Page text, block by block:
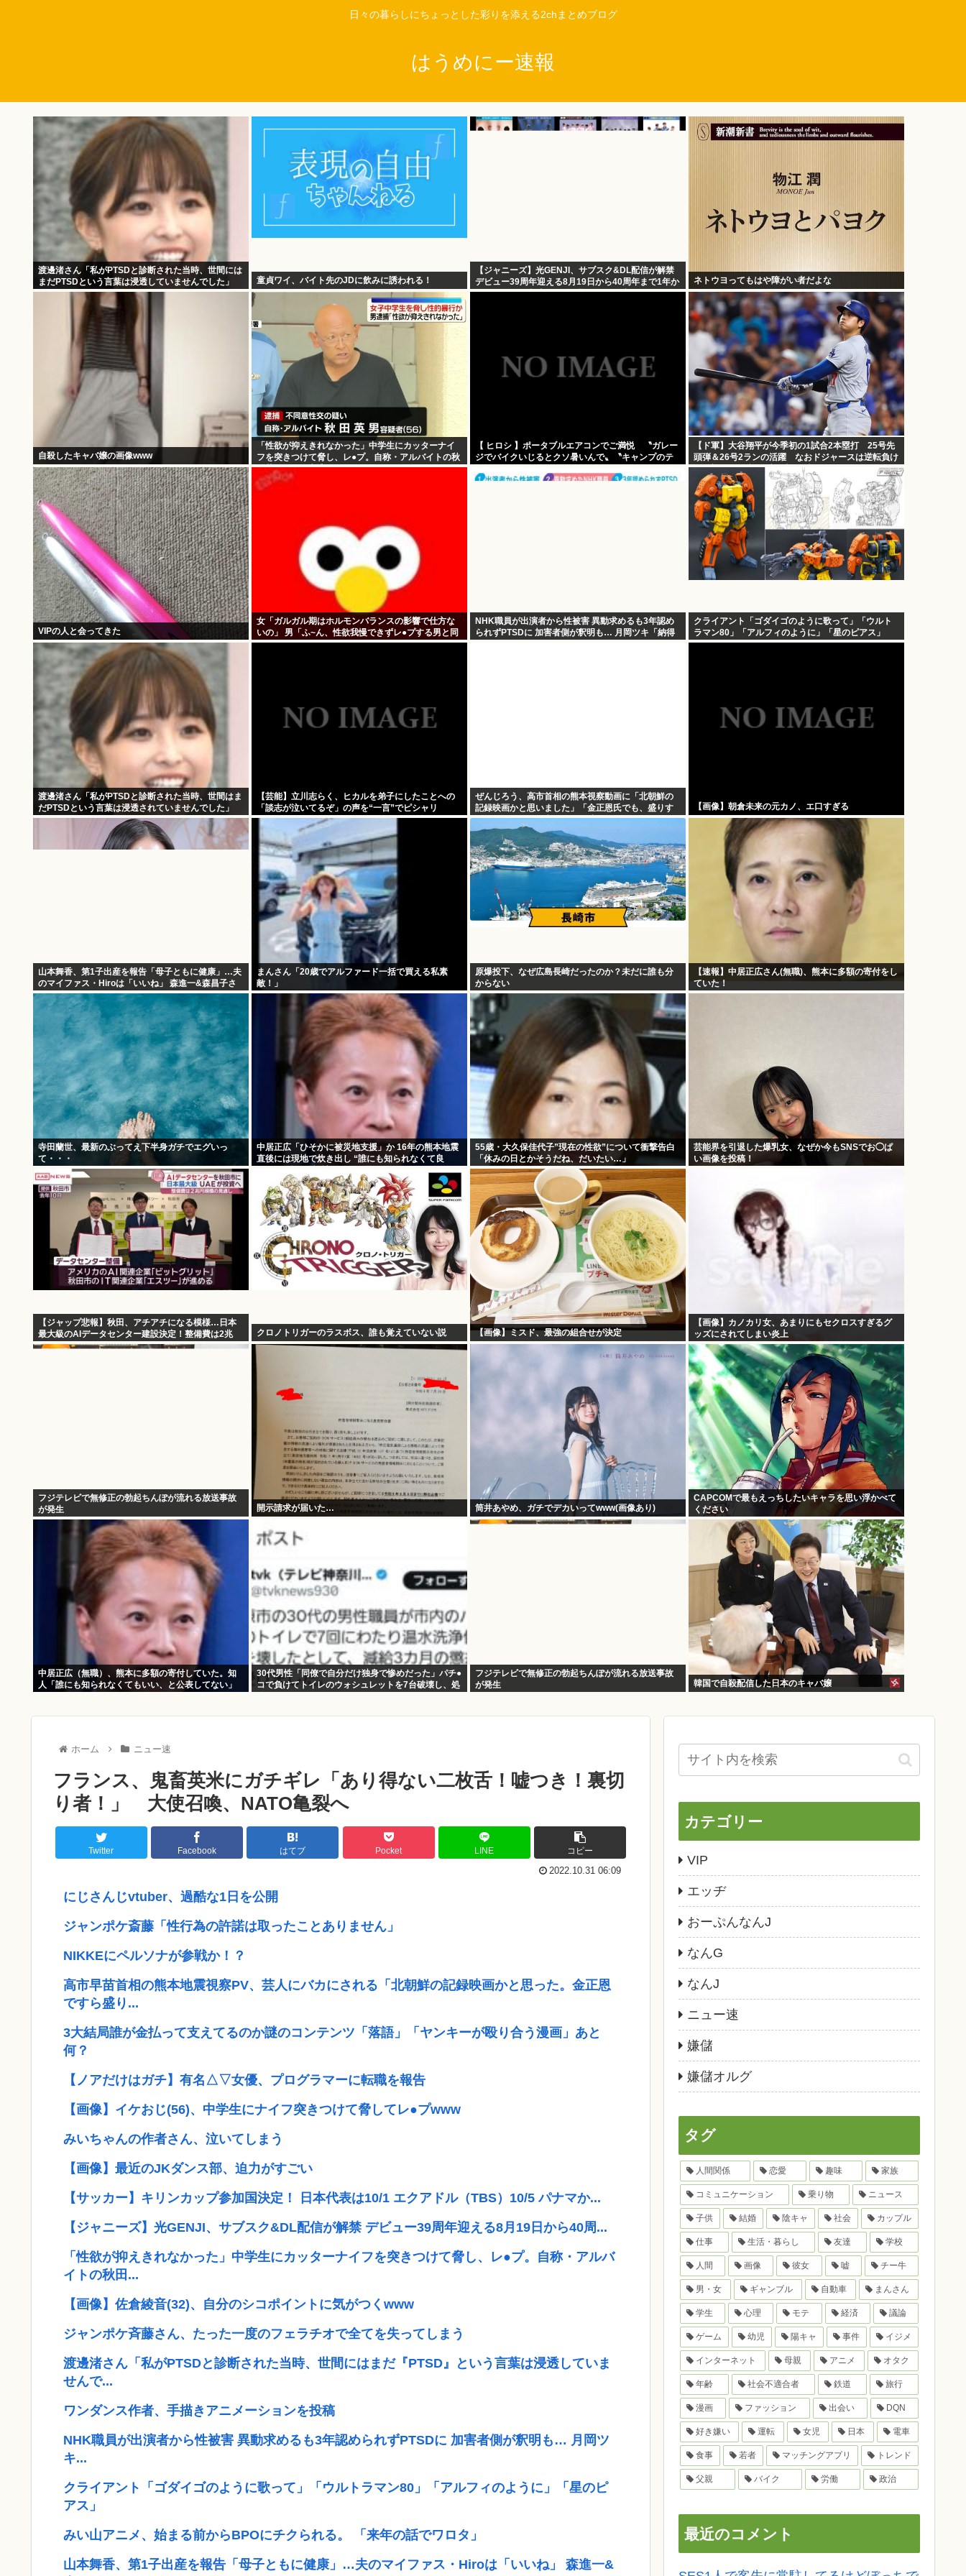
日々の暮らしにちょっとした彩りを添える2chまとめブログ
はうめにー速報
渡邊渚さん「私がPTSDと診断された当時、世間には
まだPTSDという言葉は浸透していませんでした」
童貞ワイ、バイト先のJDに飲みに誘われる！
【ジャニーズ】光GENJI、サブスク&DL配信が解禁
デビュー39周年迎える8月19日から40周年まで1年か
けてリリース当時の日付に順次配信予定
ネトウヨってもはや障がい者だよな
自殺したキャバ嬢の画像www
「性欲が抑えきれなかった」中学生にカッターナイ
フを突きつけて脅し、レ●プ。自称・アルバイトの秋
田英男(56)が逮捕される
【 ヒロシ 】ポータブルエアコンでご満悦 〝ガレー
ジでバイクいじるとクソ暑いんで〟〝キャンプのテ
【ド軍】大谷翔平が今季初の1試合2本塁打 25号先
頭弾＆26号2ランの活躍 なおドジャースは逆転負け
で6連敗 カブス今永8勝目 [鉄チーズ烏★]
VIPの人と会ってきた
女「ガルガル期はホルモンバランスの影響で仕方な
いの」 男「ふ~ん、性欲我慢できずレ●プする男と同
じだね」
NHK職員が出演者から性被害 異動求めるも3年認め
られずPTSDに 加害者側が釈明も… 月岡ツキ「納得
クライアント「ゴダイゴのように歌って」「ウルト
ラマン80」「アルフィのように」「星のピアス」
渡邊渚さん「私がPTSDと診断された当時、世間はま
だPTSDという言葉は浸透されていませんでした」
【芸能】立川志らく、ヒカルを弟子にしたことへの
「談志が泣いてるぞ」の声を“一言”でピシャリ
ぜんじろう、高市首相の熊本視察動画に「北朝鮮の
記録映画かと思いました」「金正恩氏でも、盛りす
ぎちゃうの？って言いそうな映像」
【画像】朝倉未来の元カノ、エ口すぎる
山本舞香、第1子出産を報告「母子ともに健康」…夫
のマイファス・Hiroは「いいね」 森進一&森昌子さ
んの孫
まんさん「20歳でアルファード一括で買える私素
敵！」
原爆投下、なぜ広島長崎だったのか？未だに誰も分
からない
【速報】中居正広さん(無職)、熊本に多額の寄付をし
ていた！
寺田蘭世、最新のぶってえ下半身ガチでエグいっ
て・・・
中居正広「ひそかに被災地支援」か 16年の熊本地震
直後には現地で炊き出し “誰にも知られなくて良
55歳・大久保佳代子”現在の性欲”について衝撃告白
「休みの日とかそうだね、だいたい…」
芸能界を引退した爆乳女、なぜか今もSNSでお◯ぱ
い画像を投稿！
【ジャップ悲報】秋田、アチアチになる模様…日本
最大級のAIデータセンター建設決定！整備費は2兆
円！
クロノトリガーのラスボス、誰も覚えていない説 【画像】ミスド、最強の組合せが決定
【画像】カノカリ女、あまりにもセクロスすぎるグ
ッズにされてしまい炎上
wxwxwxwxwxwxwxwxxxwx
フジテレビで無修正の勃起ちんぽが流れる放送事故
が発生
開示請求が届いた… 筒井あやめ、ガチでデカいってwww(画像あり)
CAPCOMで最もえっちしたいキャラを思い浮かべて
ください
中居正広（無職）、熊本に多額の寄付していた。知
人「誰にも知られなくてもいい、と公表してない」
30代男性「同僚で自分だけ独身で惨めだった」パチ●
コで負けてトイレのウォシュレットを7台破壊し、処
フジテレビで無修正の勃起ちんぽが流れる放送事故
が発生
韓国で自殺配信した日本のキャバ嬢
ホーム ニュー速
フランス、鬼畜英米にガチギレ「あり得ない二枚舌！嘘つき！裏切
り者！」 大使召喚、NATO亀裂へ
Twitter Facebook はてブ Pocket LINE コピー
2022.10.31 06:09
にじさんじvtuber、過酷な1日を公開
ジャンポケ斎藤「性行為の許諾は取ったことありません」
NIKKEにペルソナが参戦か！？
高市早苗首相の熊本地震視察PV、芸人にバカにされる「北朝鮮の記録映画かと思った。金正恩
ですら盛り...
3大結局誰が金払って支えてるのか謎のコンテンツ「落語」「ヤンキーが殴り合う漫画」あと
何？
【ノアだけはガチ】有名△▽女優、プログラマーに転職を報告
【画像】イケおじ(56)、中学生にナイフ突きつけて脅してレ●プwww
みいちゃんの作者さん、泣いてしまう
【画像】最近のJKダンス部、迫力がすごい
【サッカー】キリンカップ参加国決定！ 日本代表は10/1 エクアドル（TBS）10/5 パナマか...
【ジャニーズ】光GENJI、サブスク&DL配信が解禁 デビュー39周年迎える8月19日から40周...
「性欲が抑えきれなかった」中学生にカッターナイフを突きつけて脅し、レ●プ。自称・アルバ
イトの秋田...
【画像】佐倉綾音(32)、自分のシコポイントに気がつくwww
ジャンポケ斉藤さん、たった一度のフェラチオで全てを失ってしまう
渡邊渚さん「私がPTSDと診断された当時、世間にはまだ『PTSD』という言葉は浸透していま
せんで...
ワンダンス作者、手描きアニメーションを投稿
NHK職員が出演者から性被害 異動求めるも3年認められずPTSDに 加害者側が釈明も… 月岡ツ
キ...
クライアント「ゴダイゴのように歌って」「ウルトラマン80」「アルフィのように」「星のピ
アス」
みい山アニメ、始まる前からBPOにチクられる。 「来年の話でワロタ」
山本舞香、第1子出産を報告「母子ともに健康」…夫のマイファス・Hiroは「いいね」 森進一&
カテゴリー
VIP
エッヂ
おーぷんなんJ
なんG
なんJ
ニュー速
嫌儲
嫌儲オルグ
タグ
人間関係 恋愛 趣味 家族
コミュニケーション 乗り物 ニュース
子供 結婚 陰キャ 社会 カップル
仕事 生活・暮らし 友達 学校
人間 画像 彼女 嘘 チー牛
男・女 ギャンブル 自動車 まんさん
学生 心理 モテ 経済 議論
ゲーム 幼児 陽キャ 事件 イジメ
インターネット 母親 アニメ オタク
年齢 社会不適合者 鉄道 旅行
漫画 ファッション 出会い DQN
好き嫌い 運転 女児 日本 電車
食事 若者 マッチングアプリ トレンド
父親 バイク 労働 政治
最近のコメント